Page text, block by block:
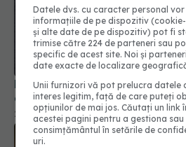
Dieta care ar putea proteja
decât cea mediteraneană
27 iun 2026, 16:04
Datele dvs. cu caracter personal
informațiile de pe dispozitiv
și alte date de pe dispozitiv) pot fi
trimise către 224 de parteneri sau
specific de acest site. Noi și
date exacte de localizare
Unii furnizori vă pot prelucra datele
interes legitim, față de care puteți
opțiunilor de mai jos. Căutați un link
acestei pagini pentru a gestiona
consimțământul în setările de
uri.